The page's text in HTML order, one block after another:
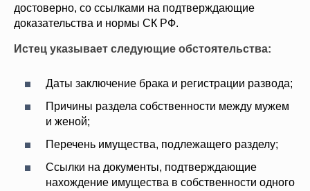
достоверно, со ссылками на подтверждающие
доказательства и нормы СК РФ.
Истец указывает следующие обстоятельства:
Даты заключение брака и регистрации развода;
Причины раздела собственности между мужем
и женой;
Перечень имущества, подлежащего разделу;
Ссылки на документы, подтверждающие
нахождение имущества в собственности одного